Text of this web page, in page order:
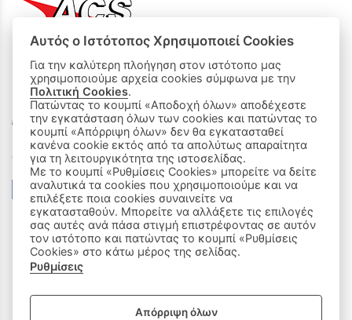
ΟΙ ΑΓΟΡΕΣ ΜΟΥ
Καλάθι Αγορών
Δεχόμαστε όλες τις πιστωτικές κάρτες:
Αυτός ο Ιστότοπος Χρησιμοποιεί Cookies
Για την καλύτερη πλοήγηση στον ιστότοπο μας
χρησιμοποιούμε αρχεία cookies σύμφωνα με την
Πολιτική Cookies.
Πατώντας το κουμπί «Αποδοχή όλων» αποδέχεστε
την εγκατάσταση όλων των cookies και πατώντας το
κουμπί «Απόρριψη όλων» δεν θα εγκατασταθεί
κανένα cookie εκτός από τα απολύτως απαραίτητα
για τη λειτουργικότητα της ιστοσελίδας.
Με το κουμπί «Ρυθμίσεις Cookies» μπορείτε να δείτε
αναλυτικά τα cookies που χρησιμοποιούμε και να
επιλέξετε ποια cookies συναινείτε να
εγκατασταθούν. Μπορείτε να αλλάξετε τις επιλογές
σας αυτές ανά πάσα στιγμή επιστρέφοντας σε αυτόν
τον ιστότοπο και πατώντας το κουμπί «Ρυθμίσεις
Cookies» στο κάτω μέρος της σελίδας.
Ρυθμίσεις
Απόρριψη όλων